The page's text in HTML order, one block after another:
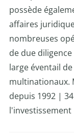
possède
affaires
nombreuses
de due
large éventail
multinationaux.
depuis 1992 |
l'investissement